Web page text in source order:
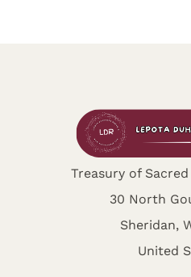
Treasury of
30 North
Sheridan,
United